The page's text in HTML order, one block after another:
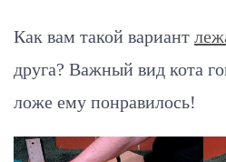
Как вам такой вариант
друга? Важный вид кота
ложе ему понравилось!